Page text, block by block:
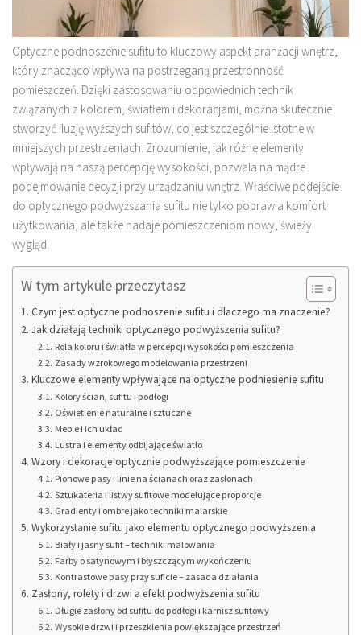
Optyczne podnoszenie sufitu to kluczowy aspekt aranżacji wnętrz,
który znacząco wpływa na postrzeganą przestronność
pomieszczeń. Dzięki zastosowaniu odpowiednich technik
związanych z kolorem, światłem i dekoracjami, można skutecznie
stworzyć iluzję wyższych sufitów, co jest szczególnie istotne w
mniejszych przestrzeniach. Zrozumienie, jak różne elementy
wpływają na naszą percepcję wysokości, pozwala na mądre
podejmowanie decyzji przy urządzaniu wnętrz. Właściwe podejście
do optycznego podwyższania sufitu nie tylko poprawia komfort
użytkowania, ale także nadaje pomieszczeniom nowy, świeży
wygląd.
W tym artykule przeczytasz
Czym jest optyczne podnoszenie sufitu i dlaczego ma znaczenie?
Jak działają techniki optycznego podwyższenia sufitu?
Rola koloru i światła w percepcji wysokości pomieszczenia
Zasady wzrokowego modelowania przestrzeni
Kluczowe elementy wpływające na optyczne podniesienie sufitu
Kolory ścian, sufitu i podłogi
Oświetlenie naturalne i sztuczne
Meble i ich układ
Lustra i elementy odbijające światło
Wzory i dekoracje optycznie podwyższające pomieszczenie
Pionowe pasy i linie na ścianach oraz zasłonach
Sztukateria i listwy sufitowe modelujące proporcje
Gradienty i ombre jako techniki malarskie
Wykorzystanie sufitu jako elementu optycznego podwyższenia
Biały i jasny sufit – techniki malowania
Farby o satynowym i błyszczącym wykończeniu
Kontrastowe pasy przy suficie – zasada działania
Zasłony, rolety i drzwi a efekt podwyższenia sufitu
Długie zasłony od sufitu do podłogi i karnisz sufitowy
Wysokie drzwi i przeszklenia powiększające przestrzeń